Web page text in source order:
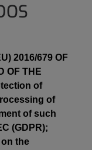
2016/679 OF
OF THE
of
of
of such
(GDPR);
on the